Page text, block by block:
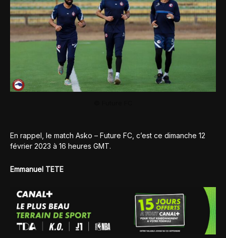
En rappel, le match Asko – Future FC, c’est ce dimanche 12
février 2023 à 16 heures GMT.
Emmanuel TETE